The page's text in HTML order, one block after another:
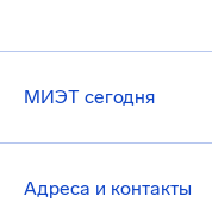
МИЭТ сегодня
Адреса и контакты